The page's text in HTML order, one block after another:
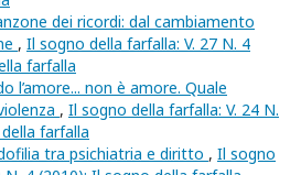
dei ricordi: dal cambiamento
, Il sogno della farfalla: V. 27 N. 4
farfalla
l’amore... non è amore. Quale
, Il sogno della farfalla: V. 24 N.
farfalla
tra psichiatria e diritto , Il sogno